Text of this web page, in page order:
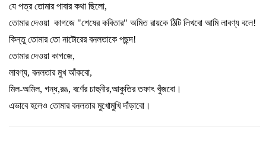
যে পত্র তোমার পাবার কথা ছিলো,
তোমার দেওয়া কাগজে "শেষের কবিতার" অমিত রায়কে ঠিটি লিখবো আমি লাবণ্য বলে!
কিন্তু তোমার তো নাটোরের বনলতাকে পছন্দ!
তোমার দেওয়া কাগজে,
লাবণ্য, বনলতার মুখ আঁকবো,
মিল-অমিল, গন্ধ,রঙ, বর্ণের চাহুনীর,আকুতির তফাৎ খুঁজবো ।
এভাবে হলেও তোমার বনলতার মুখোমুখি দাঁড়াবো ।